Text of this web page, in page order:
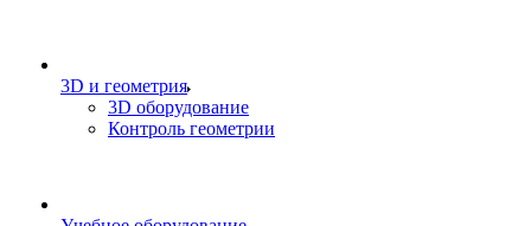
3D и геометрия
3D оборудование
Контроль геометрии